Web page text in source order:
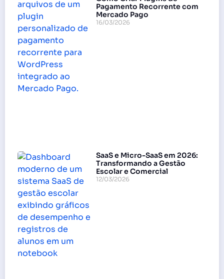
Pagamento Recorrente com
Mercado Pago
16/03/2026
SaaS e Micro-SaaS em 2026:
Transformando a Gestão
Escolar e Comercial
12/03/2026